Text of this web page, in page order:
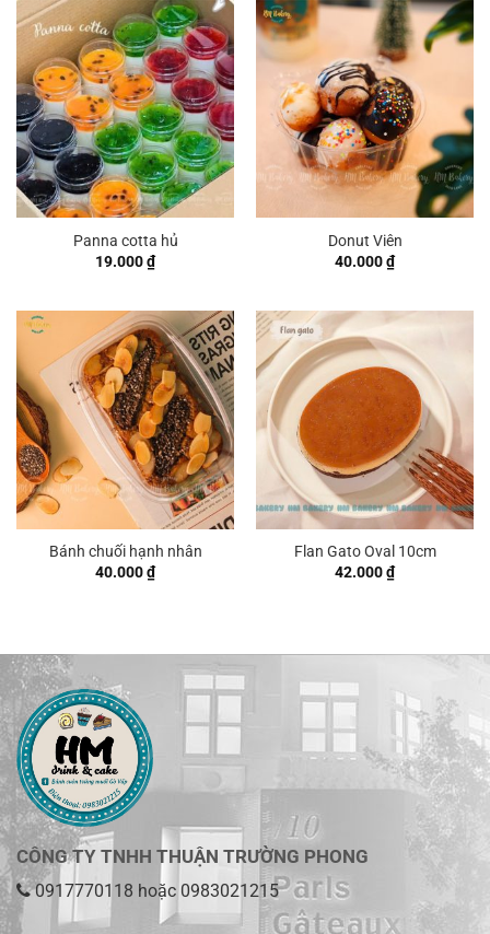
Panna cotta hủ
19.000₫
Donut Viên
40.000₫
Bánh chuối hạnh nhân
40.000₫
Flan Gato Oval 10cm
42.000₫
CÔNG TY TNHH THUẬN TRƯỜNG PHONG
0917770118 hoặc 0983021215